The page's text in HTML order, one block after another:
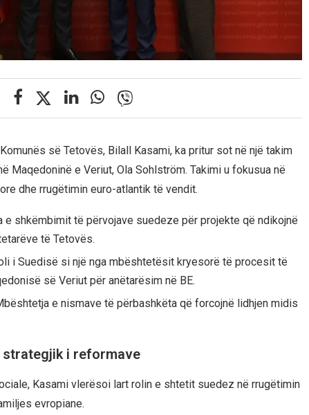
së Tetovës, Bilall Kasami, ka pritur sot në një takim
Maqedoninë e Veriut, Ola Sohlström. Takimi u fokusua në
dhe rrugëtimin euro-atlantik të vendit.
e shkëmbimit të përvojave suedeze për projekte që ndikojnë
të Tetovës.
i Suedisë si një nga mbështetësit kryesorë të procesit të
së Veriut për anëtarësim në BE.
e nismave të përbashkëta që forcojnë lidhjen midis
strategjik i reformave
Kasami vlerësoi lart rolin e shtetit suedez në rrugëtimin
evropiane.